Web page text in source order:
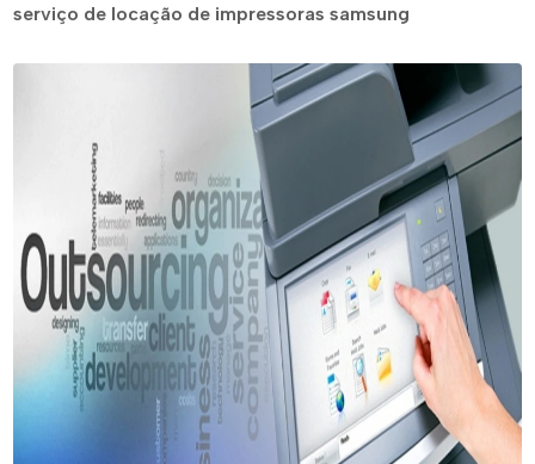
serviço de locação de impressoras samsung